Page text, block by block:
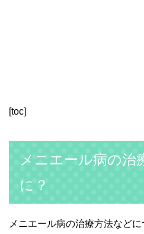
[toc]
メニエール病の治
に？
メニエール病の治療方法など